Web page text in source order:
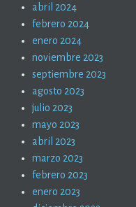
abril 2024
febrero 2024
enero 2024
noviembre 2023
septiembre 2023
agosto 2023
julio 2023
mayo 2023
abril 2023
marzo 2023
febrero 2023
enero 2023